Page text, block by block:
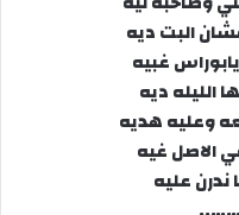
البت ديه
غبيه
الليله ديه
وعليه هديه
الاصل غيه
عليه